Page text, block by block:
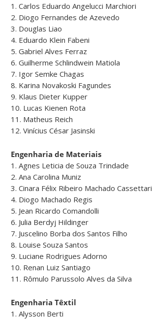
1. Carlos Eduardo Angelucci Marchiori
2. Diogo Fernandes de Azevedo
3. Douglas Liao
4. Eduardo Klein Fabeni
5. Gabriel Alves Ferraz
6. Guilherme Schlindwein Matiola
7. Igor Semke Chagas
8. Karina Novakoski Fagundes
9. Klaus Dieter Kupper
10. Lucas Kienen Rota
11. Matheus Reich
12. Vinícius César Jasinski
Engenharia de Materiais
1. Agnes Leticia de Souza Trindade
2. Ana Carolina Muniz
3. Cinara Félix Ribeiro Machado Cassettari
4. Diogo Machado Regis
5. Jean Ricardo Comandolli
6. Julia Berdyj Hildinger
7. Juscelino Borba dos Santos Filho
8. Louise Souza Santos
9. Luciane Rodrigues Adorno
10. Renan Luiz Santiago
11. Rômulo Parussolo Alves da Silva
Engenharia Têxtil
1. Alysson Berti